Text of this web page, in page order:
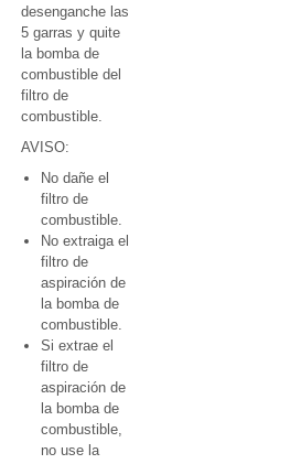
desenganche las
5 garras y quite
la bomba de
combustible del
filtro de
combustible.
AVISO:
No dañe el
filtro de
combustible.
No extraiga el
filtro de
aspiración de
la bomba de
combustible.
Si extrae el
filtro de
aspiración de
la bomba de
combustible,
no use la